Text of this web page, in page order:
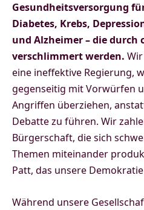
Gesundheitsversorgung
Diabetes, Krebs,
und Alzheimer – die durch
verschlimmert werden.
eine ineffektive Regierung,
gegenseitig mit Vorwürfen
Angriffen überziehen,
Debatte zu führen. Wir
Bürgerschaft, die sich
Themen miteinander
Patt, das unsere
Während unsere